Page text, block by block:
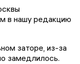
в нашу редакцию
заторе, из-за
замедлилось.